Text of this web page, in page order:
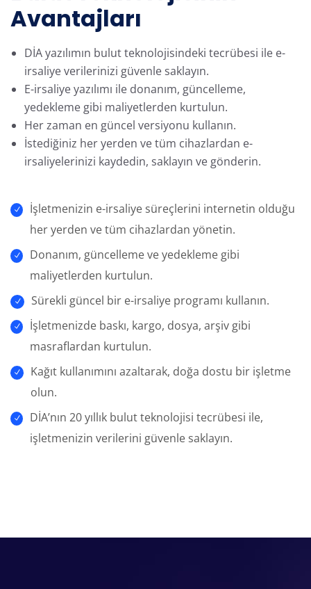
Avantajları
DİA yazılımın bulut teknolojisindeki tecrübesi ile e-
irsaliye verilerinizi güvenle saklayın.
E-irsaliye yazılımı ile donanım, güncelleme,
yedekleme gibi maliyetlerden kurtulun.
Her zaman en güncel versiyonu kullanın.
İstediğiniz her yerden ve tüm cihazlardan e-
irsaliyelerinizi kaydedin, saklayın ve gönderin.
İşletmenizin e-irsaliye süreçlerini internetin olduğu
her yerden ve tüm cihazlardan yönetin.
Donanım, güncelleme ve yedekleme gibi
maliyetlerden kurtulun.
Sürekli güncel bir e-irsaliye programı kullanın.
İşletmenizde baskı, kargo, dosya, arşiv gibi
masraflardan kurtulun.
Kağıt kullanımını azaltarak, doğa dostu bir işletme
olun.
DİA’nın 20 yıllık bulut teknolojisi tecrübesi ile,
işletmenizin verilerini güvenle saklayın.